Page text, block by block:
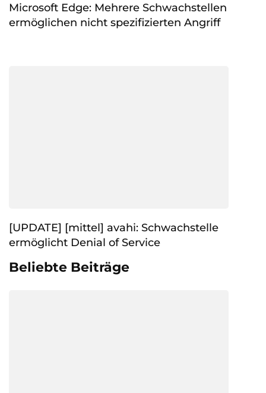
Microsoft Edge: Mehrere Schwachstellen
ermöglichen nicht spezifizierten Angriff
[UPDATE] [mittel] avahi: Schwachstelle
ermöglicht Denial of Service
Beliebte Beiträge